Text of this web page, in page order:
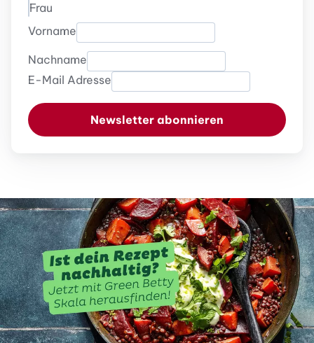
Frau
Vorname
Nachname
E-Mail Adresse
Newsletter abonnieren